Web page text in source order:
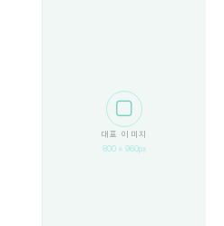
⬜
대표 이미지
800 × 960px